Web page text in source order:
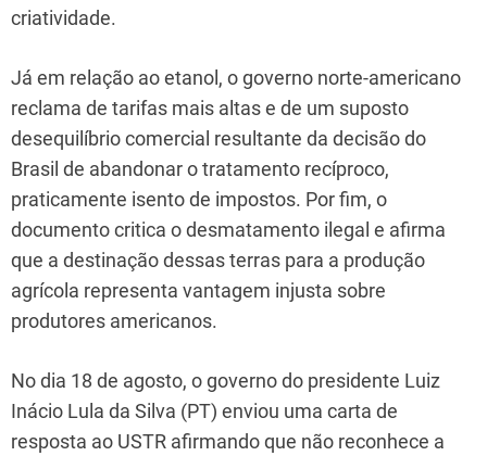
criatividade.
Já em relação ao etanol, o governo norte-americano
reclama de tarifas mais altas e de um suposto
desequilíbrio comercial resultante da decisão do
Brasil de abandonar o tratamento recíproco,
praticamente isento de impostos. Por fim, o
documento critica o desmatamento ilegal e afirma
que a destinação dessas terras para a produção
agrícola representa vantagem injusta sobre
produtores americanos.
No dia 18 de agosto, o governo do presidente Luiz
Inácio Lula da Silva (PT) enviou uma carta de
resposta ao USTR afirmando que não reconhece a